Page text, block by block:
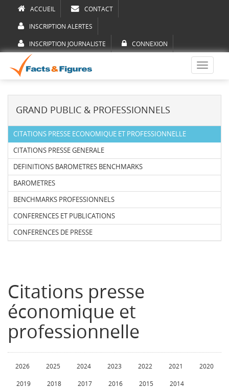
ACCUEIL CONTACT
INSCRIPTION ALERTES
INSCRIPTION JOURNALISTE CONNEXION
Toggle
GRAND PUBLIC & PROFESSIONNELS
CITATIONS PRESSE ECONOMIQUE ET PROFESSIONNELLE
CITATIONS PRESSE GENERALE
DEFINITIONS BAROMETRES BENCHMARKS
BAROMETRES
BENCHMARKS PROFESSIONNELS
CONFERENCES ET PUBLICATIONS
CONFERENCES DE PRESSE
Citations presse
économique et
professionnelle
2026 2025 2024 2023 2022 2021 2020
2019 2018 2017 2016 2015 2014